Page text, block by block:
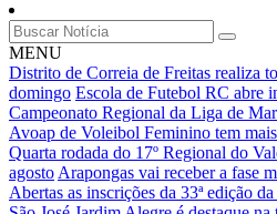
MENU
Distrito de Correia de Freitas realiza
domingo Escola de Futebol RC abre
Campeonato Regional da Liga de
Avoap de Voleibol Feminino tem
Quarta rodada do 17º Regional do
agosto Arapongas vai receber a fase
Abertas as inscrições da 33ª edição